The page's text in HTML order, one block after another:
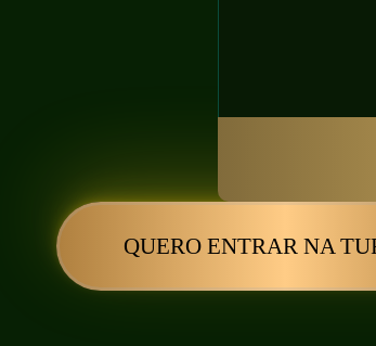
QUERO ENTRAR NA